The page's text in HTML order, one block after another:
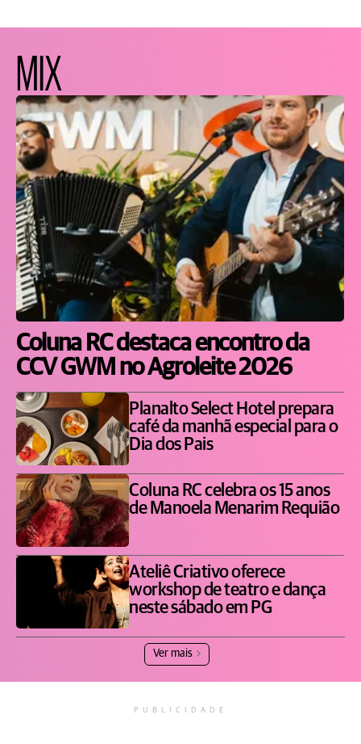
MIX
Coluna RC destaca encontro da
CCV GWM no Agroleite 2026
Planalto Select Hotel prepara
café da manhã especial para o
Dia dos Pais
Coluna RC celebra os 15 anos
de Manoela Menarim Requião
Ateliê Criativo oferece
workshop de teatro e dança
neste sábado em PG
Ver mais
PUBLICIDADE